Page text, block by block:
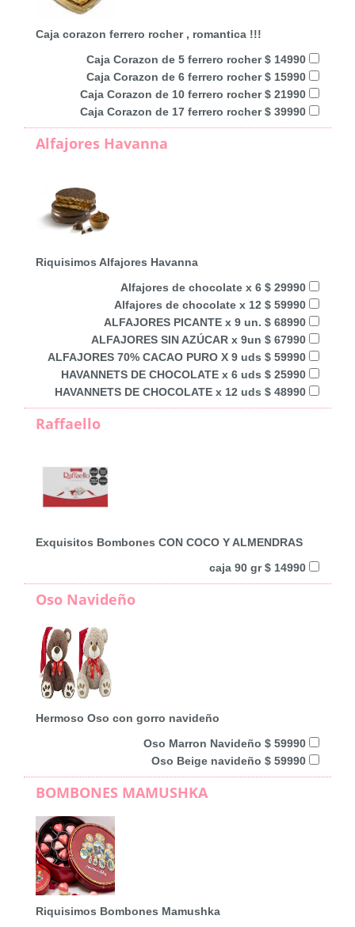
Caja corazon ferrero rocher , romantica !!!
Caja Corazon de 5 ferrero rocher $ 14990
Caja Corazon de 6 ferrero rocher $ 15990
Caja Corazon de 10 ferrero rocher $ 21990
Caja Corazon de 17 ferrero rocher $ 39990
Alfajores Havanna
Riquisimos Alfajores Havanna
Alfajores de chocolate x 6 $ 29990
Alfajores de chocolate x 12 $ 59990
ALFAJORES PICANTE x 9 un. $ 68990
ALFAJORES SIN AZÚCAR x 9un $ 67990
ALFAJORES 70% CACAO PURO X 9 uds $ 59990
HAVANNETS DE CHOCOLATE x 6 uds $ 25990
HAVANNETS DE CHOCOLATE x 12 uds $ 48990
Raffaello
Exquisitos Bombones CON COCO Y ALMENDRAS
caja 90 gr $ 14990
Oso Navideño
Hermoso Oso con gorro navideño
Oso Marron Navideño $ 59990
Oso Beige navideño $ 59990
BOMBONES MAMUSHKA
Riquisimos Bombones Mamushka